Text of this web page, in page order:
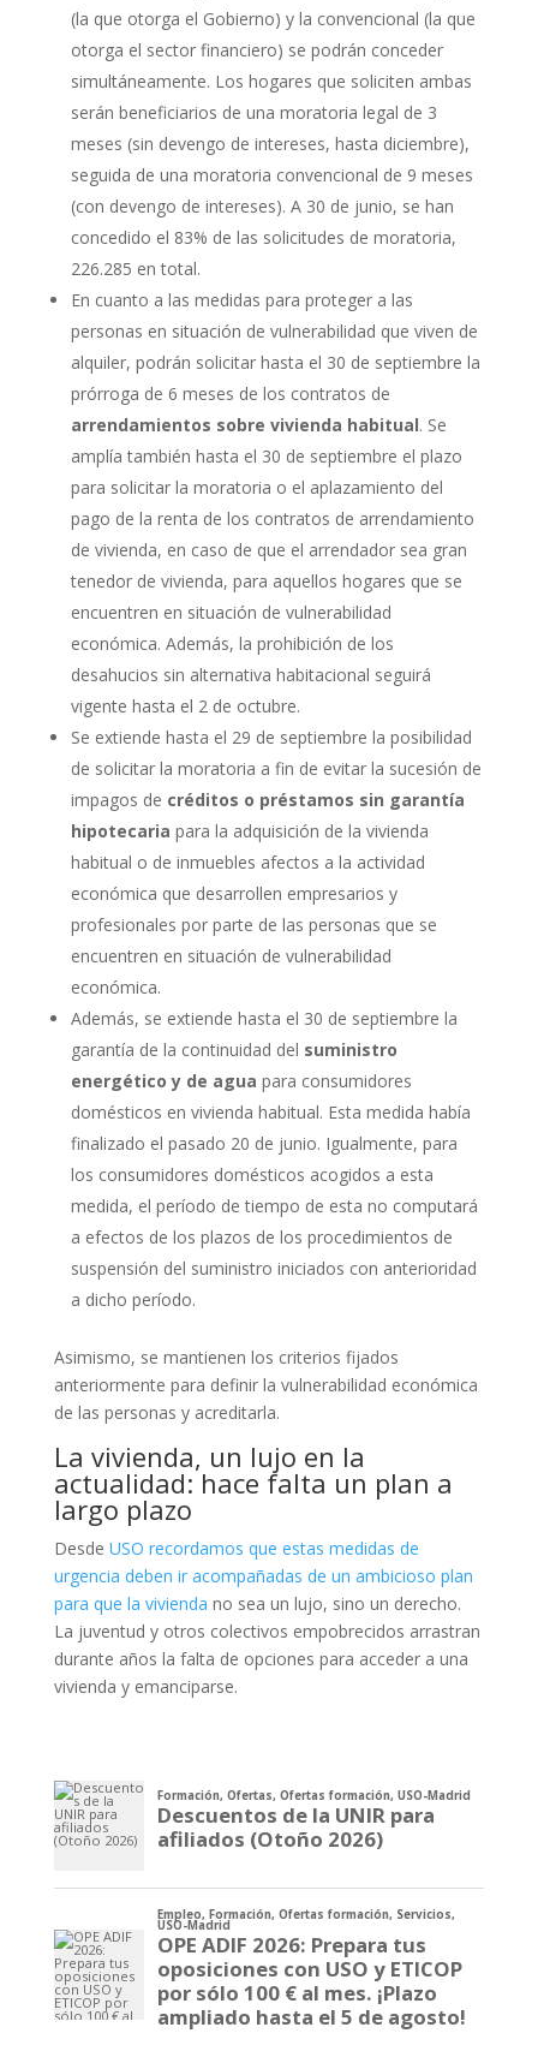
(la que otorga el Gobierno) y la convencional (la que
otorga el sector financiero) se podrán conceder
simultáneamente. Los hogares que soliciten ambas
serán beneficiarios de una moratoria legal de 3
meses (sin devengo de intereses, hasta diciembre),
seguida de una moratoria convencional de 9 meses
(con devengo de intereses). A 30 de junio, se han
concedido el 83% de las solicitudes de moratoria,
226.285 en total.
En cuanto a las medidas para proteger a las
personas en situación de vulnerabilidad que viven de
alquiler, podrán solicitar hasta el 30 de septiembre la
prórroga de 6 meses de los contratos de
arrendamientos sobre vivienda habitual. Se
amplía también hasta el 30 de septiembre el plazo
para solicitar la moratoria o el aplazamiento del
pago de la renta de los contratos de arrendamiento
de vivienda, en caso de que el arrendador sea gran
tenedor de vivienda, para aquellos hogares que se
encuentren en situación de vulnerabilidad
económica. Además, la prohibición de los
desahucios sin alternativa habitacional seguirá
vigente hasta el 2 de octubre.
Se extiende hasta el 29 de septiembre la posibilidad
de solicitar la moratoria a fin de evitar la sucesión de
impagos de créditos o préstamos sin garantía
hipotecaria para la adquisición de la vivienda
habitual o de inmuebles afectos a la actividad
económica que desarrollen empresarios y
profesionales por parte de las personas que se
encuentren en situación de vulnerabilidad
económica.
Además, se extiende hasta el 30 de septiembre la
garantía de la continuidad del suministro
energético y de agua para consumidores
domésticos en vivienda habitual. Esta medida había
finalizado el pasado 20 de junio. Igualmente, para
los consumidores domésticos acogidos a esta
medida, el período de tiempo de esta no computará
a efectos de los plazos de los procedimientos de
suspensión del suministro iniciados con anterioridad
a dicho período.
Asimismo, se mantienen los criterios fijados
anteriormente para definir la vulnerabilidad económica
de las personas y acreditarla.
La vivienda, un lujo en la
actualidad: hace falta un plan a
largo plazo
Desde USO recordamos que estas medidas de
urgencia deben ir acompañadas de un ambicioso plan
para que la vivienda no sea un lujo, sino un derecho.
La juventud y otros colectivos empobrecidos arrastran
durante años la falta de opciones para acceder a una
vivienda y emanciparse.